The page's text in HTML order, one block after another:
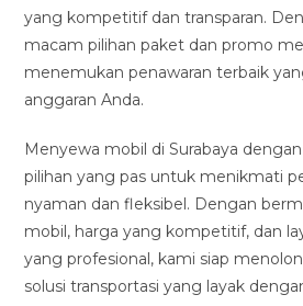
yang kompetitif dan transparan.
macam pilihan paket dan promo
menemukan penawaran terbaik
anggaran Anda.
Menyewa mobil di Surabaya
pilihan yang pas untuk menikmati
nyaman dan fleksibel. Dengan
mobil, harga yang kompetitif, dan
yang profesional, kami siap
solusi transportasi yang layak